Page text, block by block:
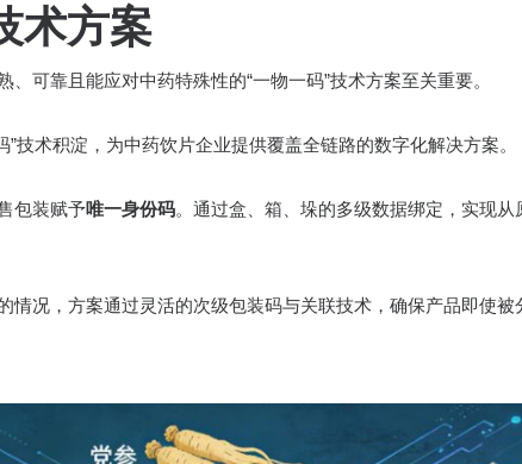
术方案
可靠且能应对中药特殊性的“一物一码”技术方案至关重要。
技术积淀，为中药饮片企业提供覆盖全链路的数字化解决方案。
包装赋予唯一身份码。通过盒、箱、垛的多级数据绑定，实现
情况，方案通过灵活的次级包装码与关联技术，确保产品即使